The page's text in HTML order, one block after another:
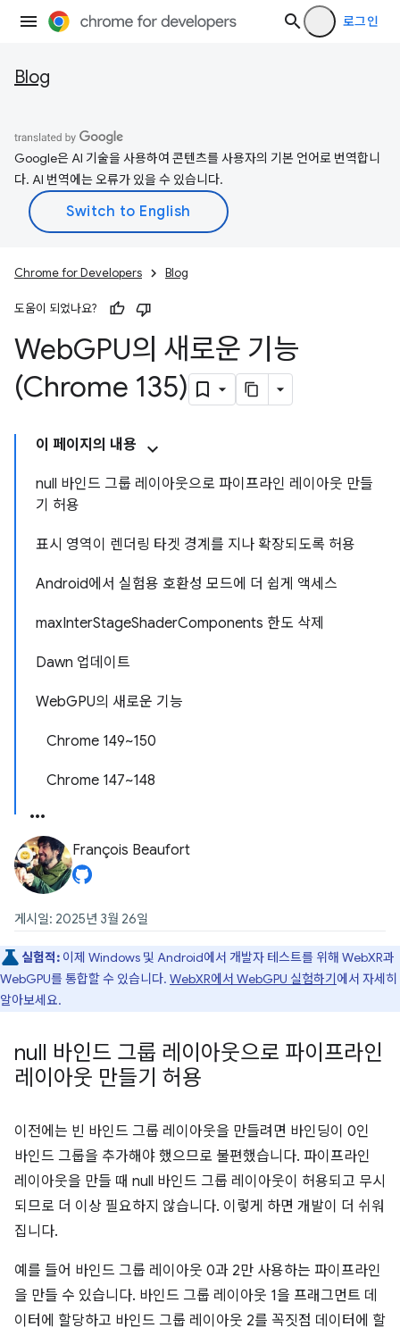
로그인
Blog
Google은 AI 기술을 사용하여 콘텐츠를 사용자의 기본 언어로 번역합니
다. AI 번역에는 오류가 있을 수 있습니다.
Chrome for Developers Blog
도움이 되었나요?
WebGPU의 새로운 기능
(Chrome 135)
이 페이지의 내용
null 바인드 그룹 레이아웃으로 파이프라인 레이아웃 만들
기 허용
표시 영역이 렌더링 타겟 경계를 지나 확장되도록 허용
Android에서 실험용 호환성 모드에 더 쉽게 액세스
maxInterStageShaderComponents 한도 삭제
Dawn 업데이트
WebGPU의 새로운 기능
Chrome 149~150
Chrome 147~148
François Beaufort
게시일: 2025년 3월 26일
실험적: 이제 Windows 및 Android에서 개발자 테스트를 위해 WebXR과
WebGPU를 통합할 수 있습니다. WebXR에서 WebGPU 실험하기에서 자세히
알아보세요.
null 바인드 그룹 레이아웃으로 파이프라인
레이아웃 만들기 허용
이전에는 빈 바인드 그룹 레이아웃을 만들려면 바인딩이 0인
바인드 그룹을 추가해야 했으므로 불편했습니다. 파이프라인
레이아웃을 만들 때 null 바인드 그룹 레이아웃이 허용되고 무시
되므로 더 이상 필요하지 않습니다. 이렇게 하면 개발이 더 쉬워
집니다.
예를 들어 바인드 그룹 레이아웃 0과 2만 사용하는 파이프라인
을 만들 수 있습니다. 바인드 그룹 레이아웃 1을 프래그먼트 데
이터에 할당하고 바인드 그룹 레이아웃 2를 꼭짓점 데이터에 할